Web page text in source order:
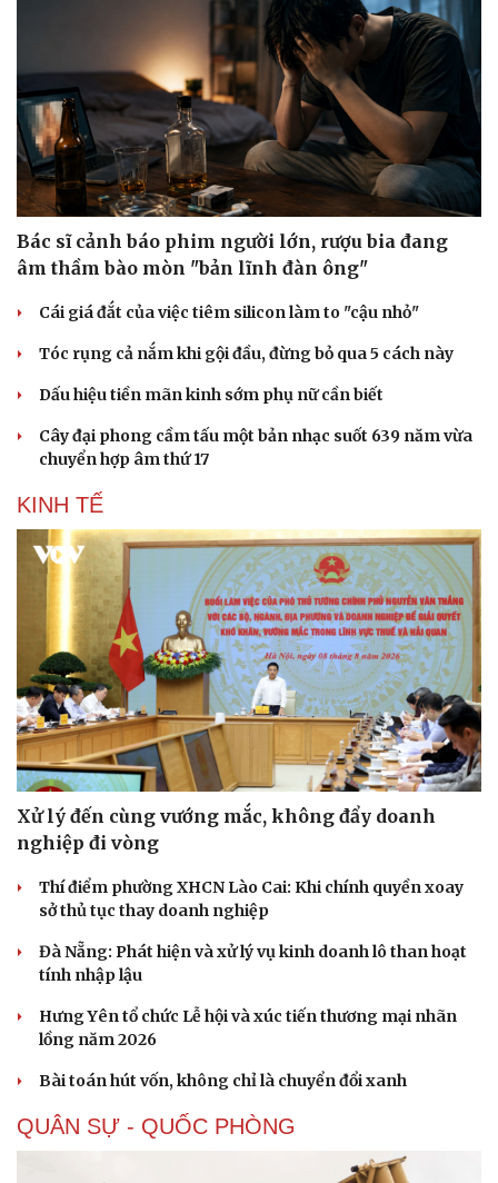
Tư vấn luật
Quân sự - Quốc phòng
Vũ khí
Việt Nam
Phân tích
Thể thao
Bóng đá
Lịch thi đấu bóng đá
Ô tô - Xe máy
Xe máy
Bác sĩ cảnh báo phim người lớn, rượu bia đang
âm thầm bào mòn "bản lĩnh đàn ông"
Cái giá đắt của việc tiêm silicon làm to "cậu nhỏ"
Tóc rụng cả nắm khi gội đầu, đừng bỏ qua 5 cách này
Dấu hiệu tiền mãn kinh sớm phụ nữ cần biết
Cây đại phong cầm tấu một bản nhạc suốt 639 năm vừa
chuyển hợp âm thứ 17
KINH TẾ
Xử lý đến cùng vướng mắc, không đẩy doanh
nghiệp đi vòng
Thí điểm phường XHCN Lào Cai: Khi chính quyền xoay
sở thủ tục thay doanh nghiệp
Đà Nẵng: Phát hiện và xử lý vụ kinh doanh lô than hoạt
tính nhập lậu
Hưng Yên tổ chức Lễ hội và xúc tiến thương mại nhãn
lồng năm 2026
Bài toán hút vốn, không chỉ là chuyển đổi xanh
QUÂN SỰ - QUỐC PHÒNG